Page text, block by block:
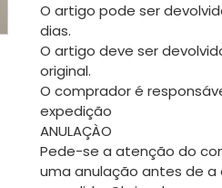
O artigo pode ser
dias.
O artigo deve ser
original.
O comprador é
expedição
ANULAÇÀO
Pede-se a atenção do
uma anulação antes de a